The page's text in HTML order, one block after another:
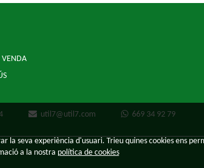
VENDA
util7@util7.com 669 34 92 79
la seva experiència d'usuari. Trieu quines cookies ens
a la nostra política de cookies